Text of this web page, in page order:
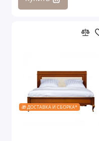
🎁 ДОСТАВКА И СБОРКА*